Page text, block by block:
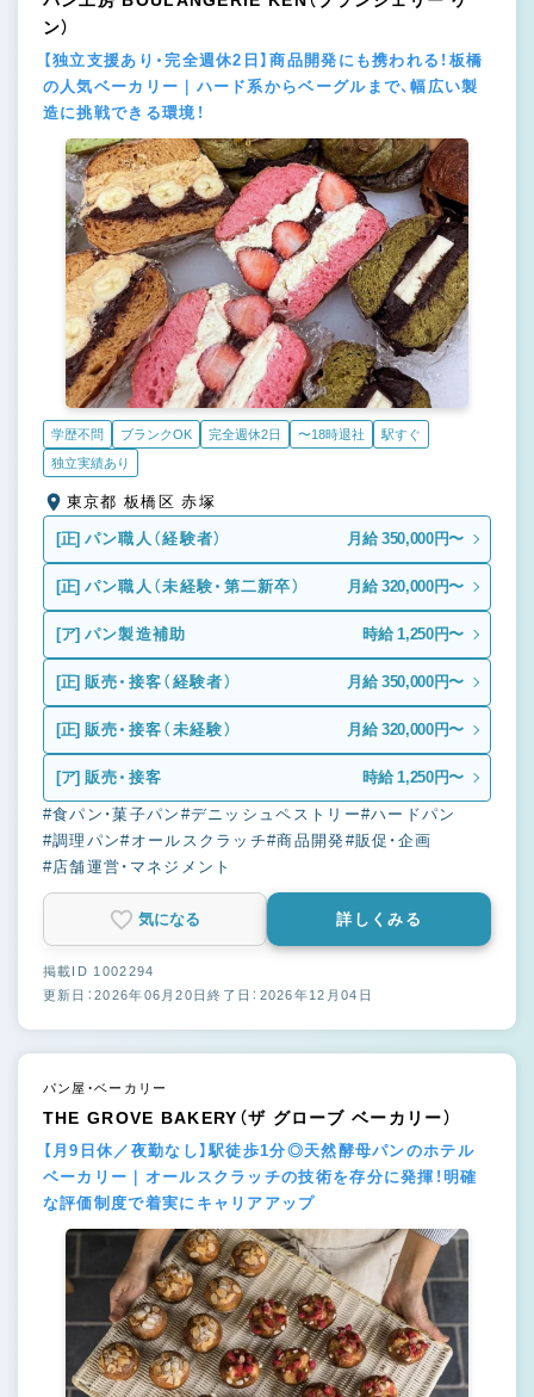
ン）
【独立支援あり・完全週休2日】商品開発にも携われる！板橋
の人気ベーカリー｜ハード系からベーグルまで、幅広い製
造に挑戦できる環境！
学歴不問 ブランクOK 完全週休2日 〜18時退社
駅すぐ
独立実績あり
東京都 板橋区 赤塚
[正] パン職人（経験者） 月給 350,000円〜
[正] パン職人（未経験・第二新卒） 月給 320,000円〜
[ア] パン製造補助 時給 1,250円〜
[正] 販売・接客（経験者） 月給 350,000円〜
[正] 販売・接客（未経験） 月給 320,000円〜
[ア] 販売・接客 時給 1,250円〜
#食パン・菓子パン #デニッシュペストリー#ハードパン
#調理パン#オールスクラッチ#商品開発#販促・企画
#店舗運営・マネジメント
気になる 詳しくみる
掲載ID 1002294
更新日：2026年06月20日終了日：2026年12月04日
パン屋・ベーカリー
THE GROVE BAKERY（ザ グローブ ベーカリー）
【月9日休／夜勤なし】駅徒歩1分◎天然酵母パンのホテル
ベーカリー｜オールスクラッチの技術を存分に発揮！明確
な評価制度で着実にキャリアアップ